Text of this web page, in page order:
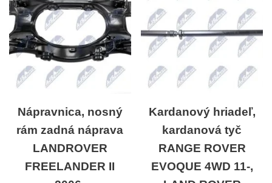
Nápravnica, nosný
rám zadná náprava
LANDROVER
FREELANDER II
Kardanový hriadeľ,
kardanová tyč
RANGE ROVER
EVOQUE 4WD 11-,